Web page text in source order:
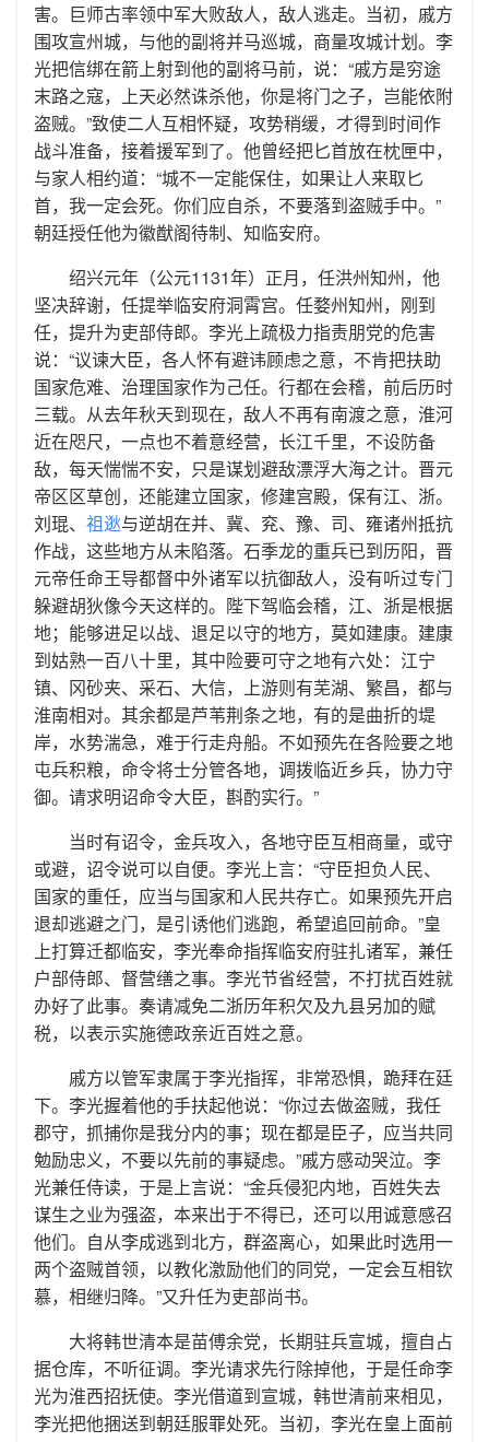
害。巨师古率领中军大败敌人，敌人逃走。当初，戚方
围攻宣州城，与他的副将并马巡城，商量攻城计划。李
光把信绑在箭上射到他的副将马前，说：“戚方是穷途
末路之寇，上天必然诛杀他，你是将门之子，岂能依附
盗贼。”致使二人互相怀疑，攻势稍缓，才得到时间作
战斗准备，接着援军到了。他曾经把匕首放在枕匣中，
与家人相约道：“城不一定能保住，如果让人来取匕
首，我一定会死。你们应自杀，不要落到盗贼手中。”
朝廷授任他为徽猷阁待制、知临安府。
绍兴元年（公元1131年）正月，任洪州知州，他
坚决辞谢，任提举临安府洞霄宫。任婺州知州，刚到
任，提升为吏部侍郎。李光上疏极力指责朋党的危害
说：“议谏大臣，各人怀有避讳顾虑之意，不肯把扶助
国家危难、治理国家作为己任。行都在会稽，前后历时
三载。从去年秋天到现在，敌人不再有南渡之意，淮河
近在咫尺，一点也不着意经营，长江千里，不设防备
敌，每天惴惴不安，只是谋划避敌漂浮大海之计。晋元
帝区区草创，还能建立国家，修建宫殿，保有江、浙。
刘琨、 祖逖与逆胡在并、冀、兖、豫、司、雍诸州抵抗
作战，这些地方从未陷落。石季龙的重兵已到历阳，晋
元帝任命王导都督中外诸军以抗御敌人，没有听过专门
躲避胡狄像今天这样的。陛下驾临会稽，江、浙是根据
地；能够进足以战、退足以守的地方，莫如建康。建康
到姑熟一百八十里，其中险要可守之地有六处：江宁
镇、冈砂夹、采石、大信，上游则有芜湖、繁昌，都与
淮南相对。其余都是芦苇荆条之地，有的是曲折的堤
岸，水势湍急，难于行走舟船。不如预先在各险要之地
屯兵积粮，命令将士分管各地，调拨临近乡兵，协力守
御。请求明诏命令大臣，斟酌实行。”
当时有诏令，金兵攻入，各地守臣互相商量，或守
或避，诏令说可以自便。李光上言：“守臣担负人民、
国家的重任，应当与国家和人民共存亡。如果预先开启
退却逃避之门，是引诱他们逃跑，希望追回前命。”皇
上打算迁都临安，李光奉命指挥临安府驻扎诸军，兼任
户部侍郎、督营缮之事。李光节省经营，不打扰百姓就
办好了此事。奏请减免二浙历年积欠及九县另加的赋
税，以表示实施德政亲近百姓之意。
戚方以管军隶属于李光指挥，非常恐惧，跪拜在廷
下。李光握着他的手扶起他说：“你过去做盗贼，我任
郡守，抓捕你是我分内的事；现在都是臣子，应当共同
勉励忠义，不要以先前的事疑虑。”戚方感动哭泣。李
光兼任侍读，于是上言说：“金兵侵犯内地，百姓失去
谋生之业为强盗，本来出于不得已，还可以用诚意感召
他们。自从李成逃到北方，群盗离心，如果此时选用一
两个盗贼首领，以教化激励他们的同党，一定会互相钦
慕，相继归降。”又升任为吏部尚书。
大将韩世清本是苗傅余党，长期驻兵宣城，擅自占
据仓库，不听征调。李光请求先行除掉他，于是任命李
光为淮西招抚使。李光借道到宣城，韩世清前来相见，
李光把他捆送到朝廷服罪处死。当初，李光在皇上面前